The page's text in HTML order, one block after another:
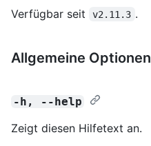
Verfügbar seit
v2.11.3 .
Allgemeine Optionen
-h, --help
Zeigt diesen Hilfetext an.